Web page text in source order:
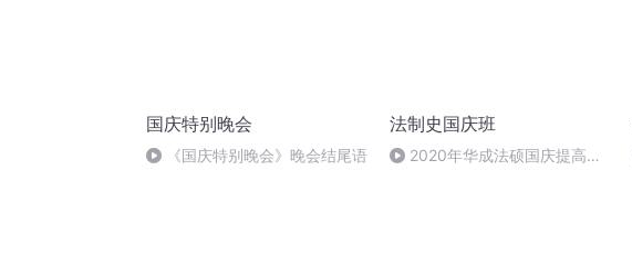
国庆特别晚会
《国庆特别晚会》晚会结尾语
法制史国庆班
2020年华成法硕国庆提高班